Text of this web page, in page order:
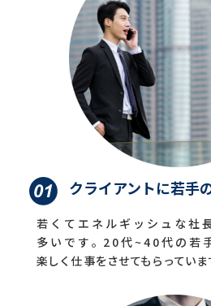
クライアントに若手
若 く て エ ネ ル ギ ッ シ ュ な 社
多 い で す 。 2 0代 ~4 0代 の 若
楽しく仕 事をさせてもらっていま